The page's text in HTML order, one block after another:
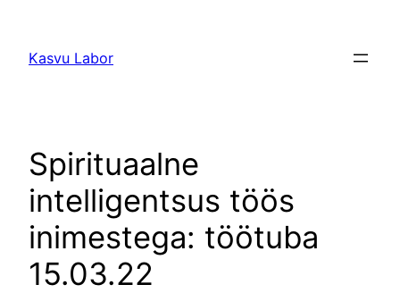
juurde
Kasvu Labor
Spirituaalne
intelligentsus töös
inimestega: töötuba
15.03.22